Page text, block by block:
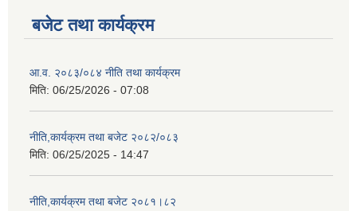
बजेट तथा कार्यक्रम
आ.व. २०८३/०८४ नीति तथा कार्यक्रम
मिति: 06/25/2026 - 07:08
नीति,कार्यक्रम तथा बजेट २०८२/०८३
मिति: 06/25/2025 - 14:47
नीति,कार्यक्रम तथा बजेट २०८१।८२